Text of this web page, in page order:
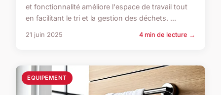
et fonctionnalité améliore l'espace de travail tout
en facilitant le tri et la gestion des déchets. ...
21 juin 2025 4 min de lecture →
EQUIPEMENT